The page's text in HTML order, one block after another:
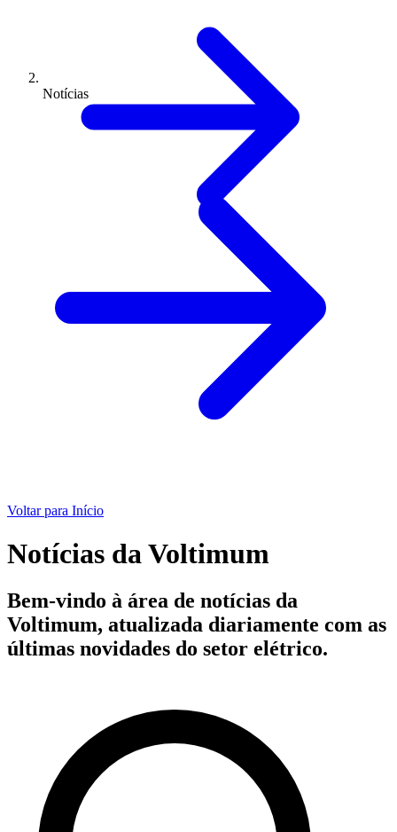
Notícias
Voltar para Início
Notícias da Voltimum
Bem-vindo à área de notícias da
Voltimum, atualizada diariamente com as
últimas novidades do setor elétrico.